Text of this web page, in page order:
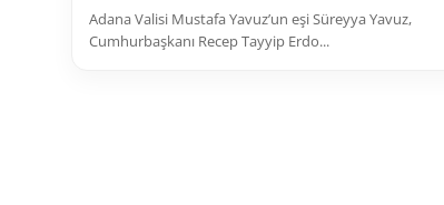
Adana Valisi Mustafa Yavuz’un eşi Süreyya Yavuz,
Cumhurbaşkanı Recep Tayyip Erdo...